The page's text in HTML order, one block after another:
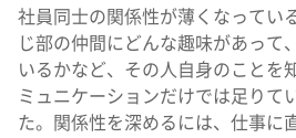
社員同士の関係性が薄くなってい
じ部の仲間にどんな趣味があって
いるかなど、その人自身のことを
ミュニケーションだけでは足りて
た。関係性を深めるには、仕事に